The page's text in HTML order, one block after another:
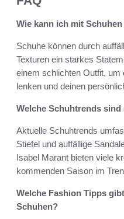
Wie kann ich mit
Schuhe können durch
Texturen ein starkes
einem schlichten Outfit,
lenken und deinen
Welche Schuhtrends sind
Aktuelle Schuhtrends
Stiefel und auffällige
Isabel Marant bieten viele
kommenden Saison im
Welche Fashion Tipps
Schuhen?